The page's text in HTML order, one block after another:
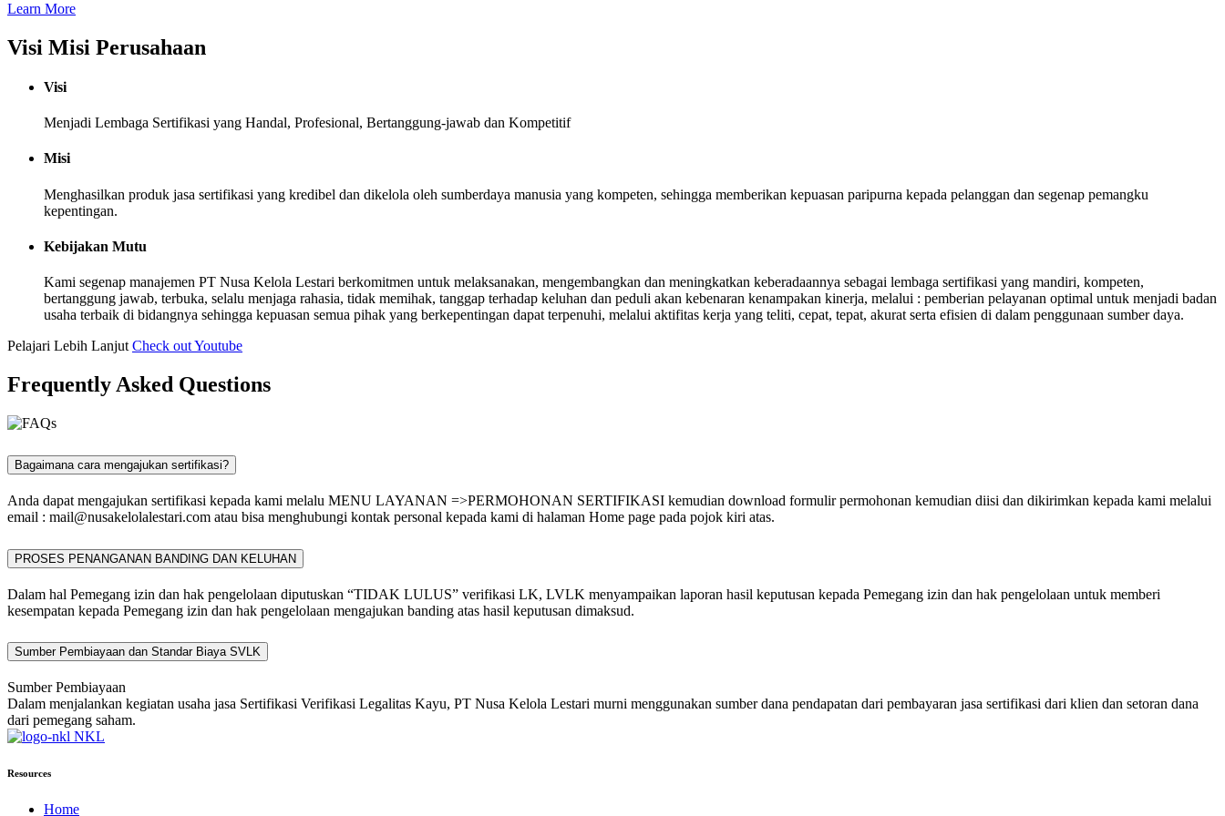
Learn More
Visi Misi Perusahaan
Visi
Menjadi Lembaga Sertifikasi yang Handal, Profesional, Bertanggung-jawab dan Kompetitif
Misi
Menghasilkan produk jasa sertifikasi yang kredibel dan dikelola oleh sumberdaya manusia yang kompeten, sehingga memberikan kepuasan paripurna kepada pelanggan dan segenap pemangku
kepentingan.
Kebijakan Mutu
Kami segenap manajemen PT Nusa Kelola Lestari berkomitmen untuk melaksanakan, mengembangkan dan meningkatkan keberadaannya sebagai lembaga sertifikasi yang mandiri, kompeten,
bertanggung jawab, terbuka, selalu menjaga rahasia, tidak memihak, tanggap terhadap keluhan dan peduli akan kebenaran kenampakan kinerja, melalui : pemberian pelayanan optimal untuk menjadi badan
usaha terbaik di bidangnya sehingga kepuasan semua pihak yang berkepentingan dapat terpenuhi, melalui aktifitas kerja yang teliti, cepat, tepat, akurat serta efisien di dalam penggunaan sumber daya.
Pelajari Lebih Lanjut Check out Youtube
Frequently Asked Questions
Bagaimana cara mengajukan sertifikasi?
Anda dapat mengajukan sertifikasi kepada kami melalu MENU LAYANAN =>PERMOHONAN SERTIFIKASI kemudian download formulir permohonan kemudian diisi dan dikirimkan kepada kami melalui
email : mail@nusakelolalestari.com atau bisa menghubungi kontak personal kepada kami di halaman Home page pada pojok kiri atas.
PROSES PENANGANAN BANDING DAN KELUHAN
Dalam hal Pemegang izin dan hak pengelolaan diputuskan “TIDAK LULUS” verifikasi LK, LVLK menyampaikan laporan hasil keputusan kepada Pemegang izin dan hak pengelolaan untuk memberi
kesempatan kepada Pemegang izin dan hak pengelolaan mengajukan banding atas hasil keputusan dimaksud.
Sumber Pembiayaan dan Standar Biaya SVLK
Sumber Pembiayaan
Dalam menjalankan kegiatan usaha jasa Sertifikasi Verifikasi Legalitas Kayu, PT Nusa Kelola Lestari murni menggunakan sumber dana pendapatan dari pembayaran jasa sertifikasi dari klien dan setoran dana
dari pemegang saham.
NKL
Resources
Home